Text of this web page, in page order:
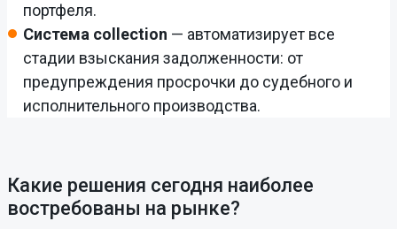
портфеля.
Система collection — автоматизирует все
стадии взыскания задолженности: от
предупреждения просрочки до судебного и
исполнительного производства.
Какие решения сегодня наиболее
востребованы на рынке?